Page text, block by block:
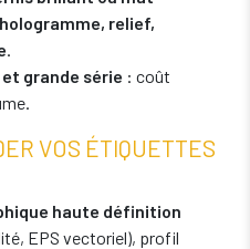
relief,
grande série : coût
VOS ÉTIQUETTES
haute définition
EPS vectoriel), profil